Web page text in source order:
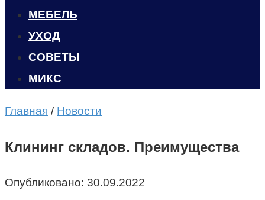
МЕБЕЛЬ
УХОД
CОВЕТЫ
МИКС
Главная / Новости
Клининг складов. Преимущества
Опубликовано: 30.09.2022